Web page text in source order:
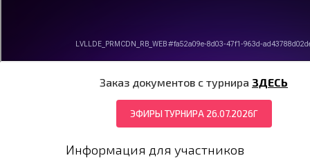
Заказ документов с турнира ЗДЕСЬ
ЭФИРЫ ТУРНИРА 26.07.2026Г
Информация для участников